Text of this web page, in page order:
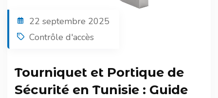
22 septembre 2025
Contrôle d'accès
Tourniquet et Portique de
Sécurité en Tunisie : Guide